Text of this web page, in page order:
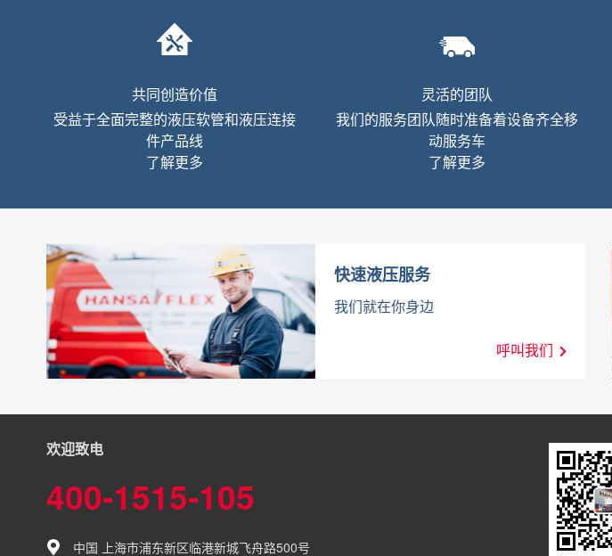
共同创造价值
受益于全面完整的液压软管和液压连接
件产品线
了解更多
灵活的团队
我们的服务团队随时准备着设备齐全移
动服务车
了解更多
快速液压服务
我们就在你身边
呼叫我们
欢迎致电
400-1515-105
中国 上海市浦东新区临港新城飞舟路500号